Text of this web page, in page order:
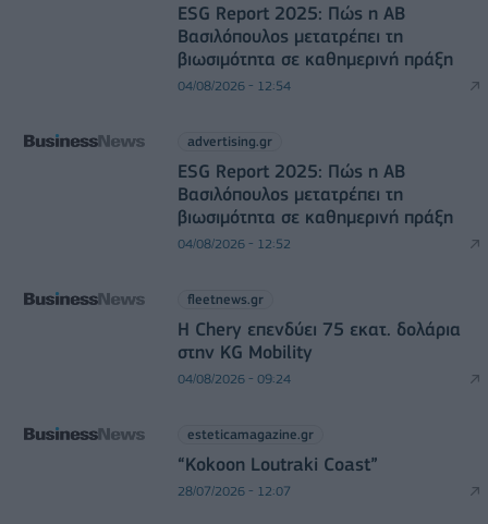
ESG Report 2025: Πώς η ΑΒ
Βασιλόπουλος μετατρέπει τη
βιωσιμότητα σε καθημερινή πράξη
04/08/2026 - 12:54
advertising.gr
ESG Report 2025: Πώς η ΑΒ
Βασιλόπουλος μετατρέπει τη
βιωσιμότητα σε καθημερινή πράξη
04/08/2026 - 12:52
fleetnews.gr
Η Chery επενδύει 75 εκατ. δολάρια
στην KG Mobility
04/08/2026 - 09:24
esteticamagazine.gr
“Kokoon Loutraki Coast”
28/07/2026 - 12:07